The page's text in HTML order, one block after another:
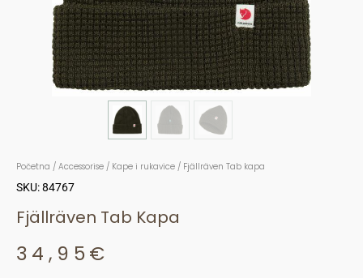
Početna / Accessorise / Kape i rukavice / Fjällräven Tab kapa
SKU: 84767
Fjällräven Tab Kapa
34,95 €